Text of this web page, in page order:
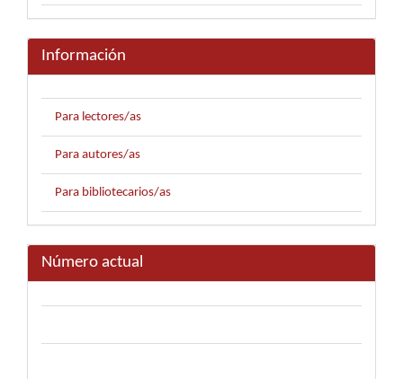
Información
Para lectores/as
Para autores/as
Para bibliotecarios/as
Número actual